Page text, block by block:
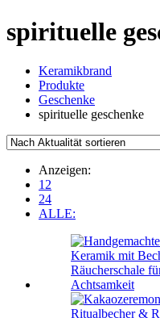
spirituelle
Keramikbrand
Produkte
Geschenke
spirituelle geschenke
Anzeigen:
12
24
ALLE: